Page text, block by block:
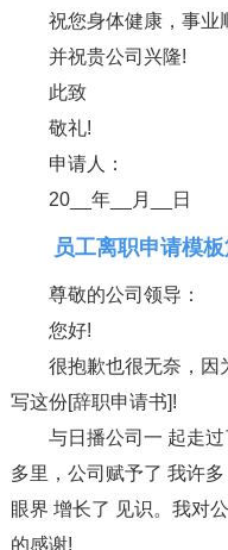
祝您身体健康，事业
并祝贵公司兴隆!
此致
敬礼!
申请人：
20__年__月__日
员工离职申请模
尊敬的公司领导：
您好!
很抱歉也很无奈，因
写这份[辞职申请书]!
与日播公司一 起走
多里，公司赋予了 我许
眼界 增长了 见识。我对
的感谢!